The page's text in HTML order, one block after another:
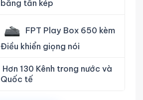
băng tần kép
FPT Play Box 650 kèm
Điều khiển giọng nói
Hơn 130 Kênh trong nước và
Quốc tế